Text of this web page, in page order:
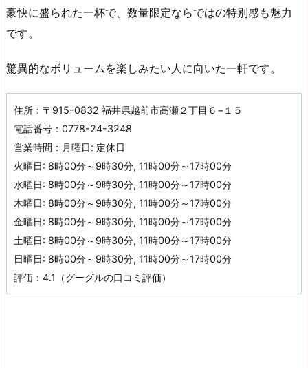
豪快に盛られた一杯で、数量限定ならではの特別感も魅力
です。
驚異的なボリュームを楽しみたい人に向いた一軒です。
住所：〒915-0832 福井県越前市高瀬２丁目６−１５
電話番号：0778-24-3248
営業時間：月曜日: 定休日
火曜日: 8時00分～9時30分, 11時00分～17時00分
水曜日: 8時00分～9時30分, 11時00分～17時00分
木曜日: 8時00分～9時30分, 11時00分～17時00分
金曜日: 8時00分～9時30分, 11時00分～17時00分
土曜日: 8時00分～9時30分, 11時00分～17時00分
日曜日: 8時00分～9時30分, 11時00分～17時00分
評価：4.1（グーグルの口コミ評価）